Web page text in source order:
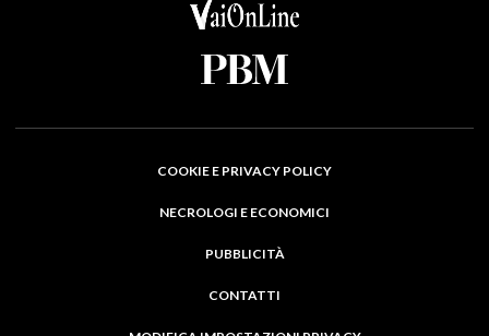
COOKIE E PRIVACY POLICY
NECROLOGI E ECONOMICI
PUBBLICITÀ
CONTATTI